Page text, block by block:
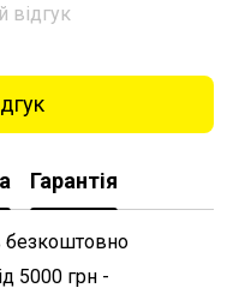
відгук
Гарантія
безкоштовно
5000 грн -